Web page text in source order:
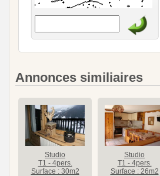
Annonces similiaires
Studio
T1 - 4pers.
Surface : 30m2
Studio
T1 - 4pers.
Surface : 26m2